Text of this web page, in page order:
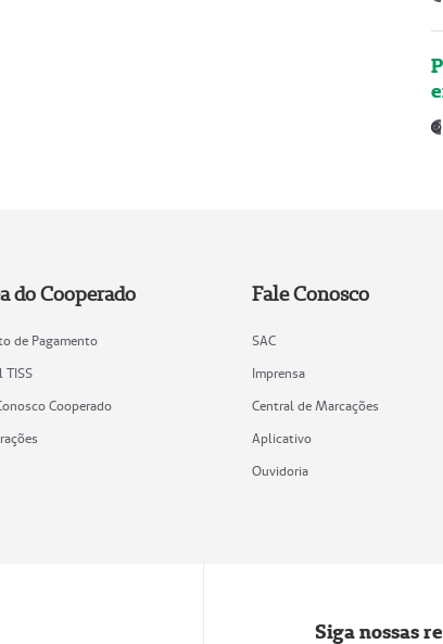
do Cooperado
de Pagamento
TISS
Cooperado
Fale Conosco
SAC
Imprensa
Central de Marcações
Aplicativo
Ouvidoria
Siga nossas